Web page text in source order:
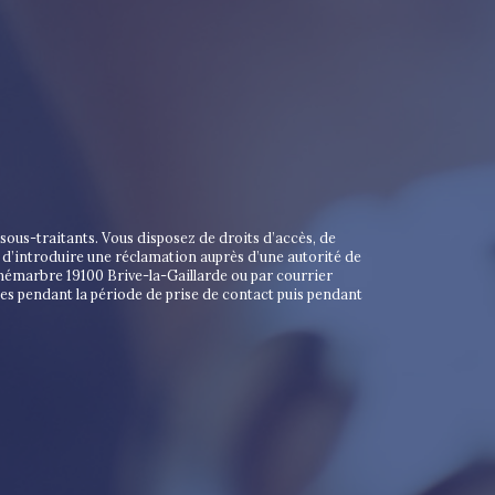
traitants. Vous disposez de droits d’accès, de
une réclamation auprès d’une autorité de
19100 Brive-la-Gaillarde ou par courrier
pendant la période de prise de contact puis pendant